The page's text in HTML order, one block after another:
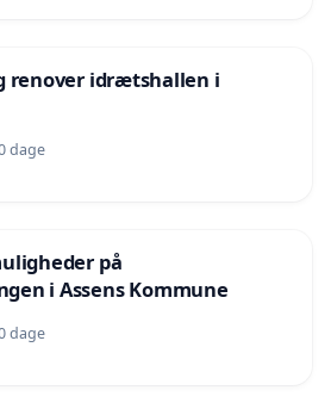
renover idrætshallen i
dage
på
i Assens Kommune
dage